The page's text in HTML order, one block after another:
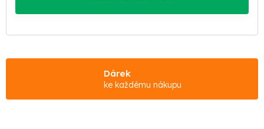
Dárek
ke každému nákupu